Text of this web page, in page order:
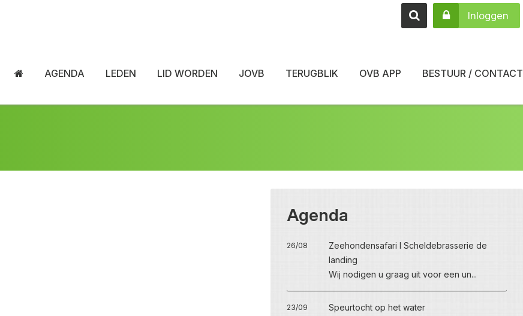
Inloggen
AGENDA LEDEN LID WORDEN JOVB TERUGBLIK OVB APP BESTUUR / CONTACT
Agenda
26/08
Zeehondensafari I Scheldebrasserie de
landing
Wij nodigen u graag uit voor een un...
23/09
Speurtocht op het water